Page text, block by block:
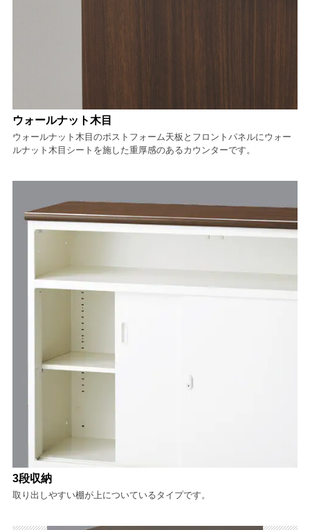
ウォールナット木目
ウォールナット木目のポストフォーム天板とフロントパネルにウォー
ルナット木目シートを施した重厚感のあるカウンターです。
3段収納
取り出しやすい棚が上についているタイプです。